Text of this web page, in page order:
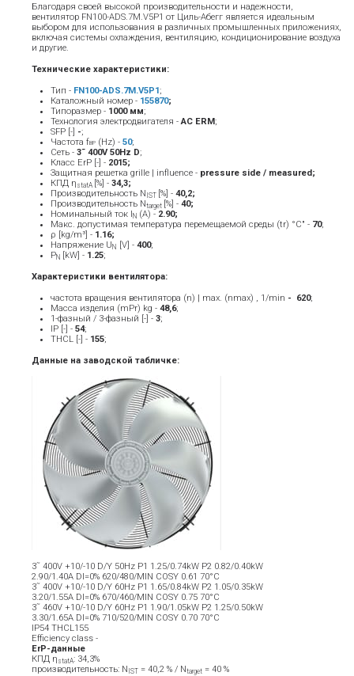
Благодаря своей высокой производительности и надежности,
вентилятор FN100-ADS.7M.V5P1 от Циль-Абегг является идеальным
выбором для использования в различных промышленных приложениях,
включая системы охлаждения, вентиляцию, кондиционирование воздуха
и другие.
Технические характеристики:
Тип - FN100-ADS.7M.V5P1;
Каталожный номер - 155870;
Типоразмер - 1000 мм;
Технология электродвигателя -AC ERM;
SFP [-] -;
Частота fBP (Hz) - 50;
Сеть - 3˜ 400V 50Hz D;
Класс ErP [-] - 2015;
Защитная решетка grille | influence - pressure side / measured;
КПД η statA [%] - 34,3;
Производительность N IST [%] - 40,2;
Производительность Ntarget [%] - 40;
Номинальный ток ΙΝ (A) - 2.90;
Макс. допустимая температура перемещаемой среды (tr) °C" - 70;
ρ [kg/m³] - 1.16;
Напряжение UN [V] - 400;
PN [kW] - 1.25;
Характеристики вентилятора:
частота вращения вентилятора (n) | max. (nmax) , 1/min - ­ 620;
Масса изделия (mPr) kg - 48,6;
1-фазный / 3-фазный [-] - 3;
IP [-] - 54;
THCL [-] - 155;
Данные на заводской табличке:
3˜ 400V +10/-10 D/Y 50Hz P1 1.25/0.74kW P2 0.82/0.40kW
2.90/1.40A DI=0% 620/480/MIN COSY 0.61 70°C
3˜ 400V +10/-10 D/Y 60Hz P1 1.65/0.84kW P2 1.05/0.35kW
3.20/1.55A DI=0% 670/460/MIN COSY 0.75 70°C
3˜ 460V +10/-10 D/Y 60Hz P1 1.90/1.05kW P2 1.25/0.50kW
3.30/1.65A DI=0% 710/520/MIN COSY 0.70 70°C
IP54 THCL155
Efficiency class -
ErP-данные
КПД η statA: 34,3%
производительность: N IST = 40,2 % / Ntarget = 40 %